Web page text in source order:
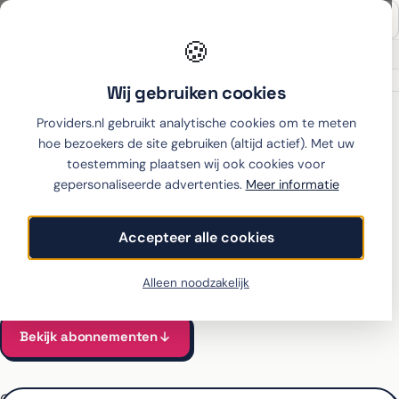
🍪
Wij gebruiken cookies
Providers.nl gebruikt analytische cookies om te meten
hoe bezoekers de site gebruiken (altijd actief). Met uw
toestemming plaatsen wij ook cookies voor
gepersonaliseerde advertenties. Meer informatie
Accepteer alle cookies
Alleen noodzakelijk
Thuiswinkel partner
›KPN
Xiaomi 17 met abonnement
bij KPN
Alle KPN-abonnementen voor de 17 vergeleken
Vanaf €50 per maand, all-in incl. toestel
Bekijk abonnementen